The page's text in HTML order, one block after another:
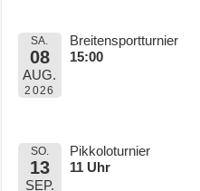
SA.
08
AUG.
2026
Breitensportturnier
15:00
SO.
13
SEP.
Pikkoloturnier
11 Uhr